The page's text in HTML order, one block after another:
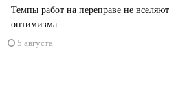
Темпы работ на переправе не вселяют
оптимизма
5 августа